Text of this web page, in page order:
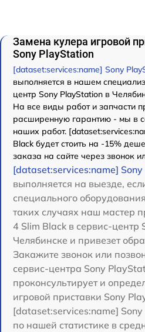
Замена кулера игровой
Sony PlayStation
[dataset:services:name] Sony
выполняется в нашем
центр Sony PlayStation в
На все виды работ и запчасти
расширенную гарантию - мы в
наших работ.
Black будет стоить на -15%
заказа на сайте через звонок
[dataset:services:name]
выполняется на выезде,
специального
таких случаях наш мастер
4 Slim Black в сервис-центр
Челябинске и привезет
Закажите звонок или
сервис-центра Sony
проконсультирует и
игровой приставки Sony
[dataset:services:name]
по нашей статистике в